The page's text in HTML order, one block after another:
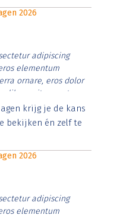
2026
adipiscing
elementum
ornare, eros dolor
libero vitae erat.
id rutrum lorem
tristique posuere.
krijg je de kans
bekijken én zelf te
2026
adipiscing
elementum